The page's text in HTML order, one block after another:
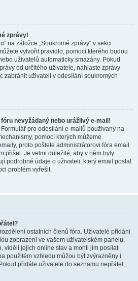
zprávy!
na záložce „Soukromé zprávy“ v sekci
vytvořit pravidlo, pomocí kterého budou
uživatelů automaticky smazány. Pokud
od určitého uživatele, nahlaste zprávy
zabránit uživateli v odesílání soukromých
nevyžádaný nebo urážlivý e-mail!
pro odesílání e-mailů používaný na
pomocí kterých můžeme
proto pošlete administrátorovi fóra email
přišel. Je velmi důležité, aby v něm byly
podrobné údaje o uživateli, který email poslal.
problém vyřešit.
ostatních členů fóra. Uživatelé přidáni
zobrazeni ve vašem uživatelském panelu,
viděli jejich online stav a mohli jim posílat
použitém vzhledu můžou být zvýrazněny i
přidáte uživatele do seznamu nepřátel,